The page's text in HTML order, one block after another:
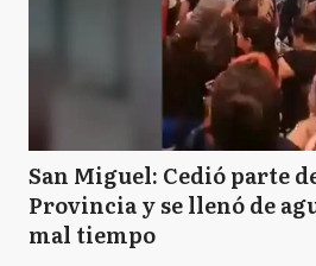
San Miguel: Cedió parte
Provincia y se llenó de
mal tiempo